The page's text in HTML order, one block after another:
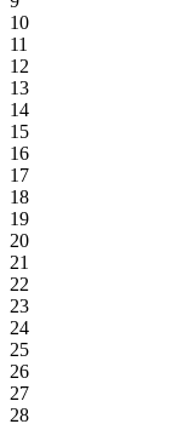
10
11
12
13
14
15
16
17
18
19
20
21
22
23
24
25
26
27
28